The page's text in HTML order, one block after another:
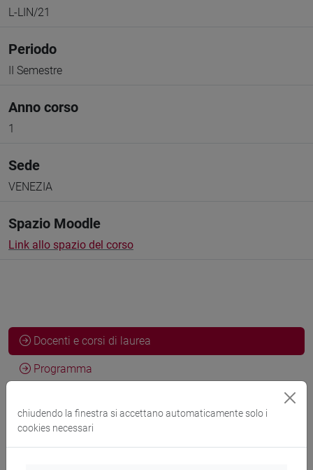
L-LIN/21
Periodo
II Semestre
Anno corso
1
Sede
VENEZIA
Spazio Moodle
Link allo spazio del corso
Docenti e corsi di laurea
Programma
Docenti
chiudendo la finestra si accettano automaticamente solo i
cookies necessari